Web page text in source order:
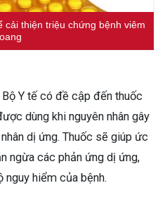
cải thiện triệu chứng bệnh viêm
Y tế có đề cập đến thuốc
dùng khi nguyên nhân gây
dị ứng. Thuốc sẽ giúp ức
ngừa các phản ứng dị ứng,
hiểm của bệnh.